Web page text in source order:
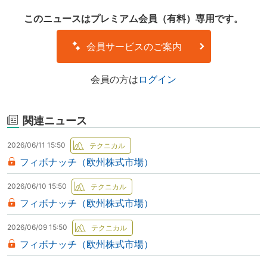
このニュースはプレミアム会員（有料）専用です。
会員サービスのご案内
会員の方は ログイン
関連ニュース
2026/06/11 15:50
フィボナッチ（欧州株式市場）
2026/06/10 15:50
フィボナッチ（欧州株式市場）
2026/06/09 15:50
フィボナッチ（欧州株式市場）